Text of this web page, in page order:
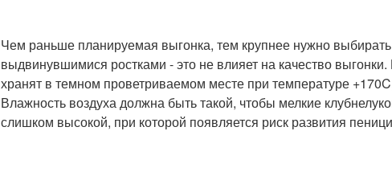
Чем раньше планируемая выгонка, тем крупнее нужно
выдвинувшимися ростками - это не влияет на качество
хранят в темном проветриваемом месте при температуре +170
Влажность воздуха должна быть такой, чтобы мелкие
слишком высокой, при которой появляется риск развития